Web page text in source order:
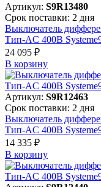
Артикул: S9R13480
Срок поставки: 2 дня
Выключатель
Тип-AC 400В
24 095 ₽
В корзинy
Артикул: S9R12463
Срок поставки: 2 дня
Выключатель
Тип-AC 400В
14 335 ₽
В корзинy